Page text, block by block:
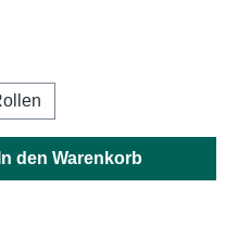
gewünschten
In den Warenkorb